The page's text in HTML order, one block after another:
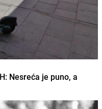
Nesreća je puno, a